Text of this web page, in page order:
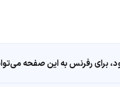
رفرنس به این صفحه